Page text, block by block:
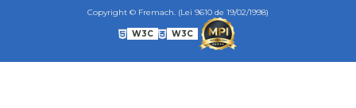
Copyright © Fremach. (Lei 9610 de 19/02/1998)
W3C W3C